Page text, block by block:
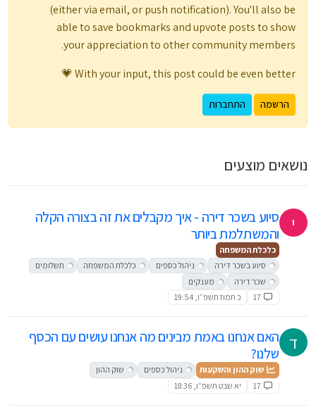
(either via email, or push notification). You'll also be
able to save bookmarks and upvote posts to show
your appreciation to other community members.
With your input, this post could be even better 💗
הרשמה התחברות
נושאים מוצעים
י
סיוע בשכר דירה - איך מקבלים את זה בצורה הקלה
והמשתלמת ביותר
כלכלת המשפחה
סיוע בשכר דירה
ניהול כספים כלכלת המשפחה
תשלומים
שכר דירה
מענקים
17
כ תמוז תשפ״ו, 19:54
ד
האם אנחנו באמת מבינים מה אנחנו עושים עם הכסף
שלנו?
שוק ההון והשקעות ניהול כספים
שוק ההון
17
יא שבט תשפ״ו, 18:36